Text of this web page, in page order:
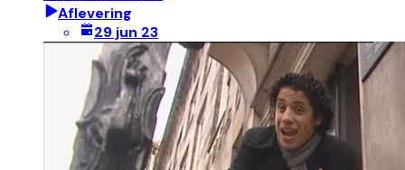
Aflevering
29 jun 23